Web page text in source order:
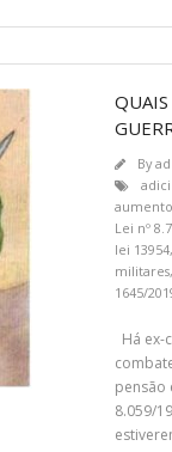
By
Lei nº
lei 13954
militares
1645/
Há ex-
pensão
8.059/